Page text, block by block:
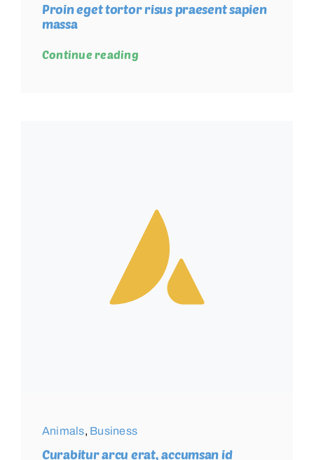
Proin eget tortor risus praesent sapien
massa
Continue reading
Animals, Business
Curabitur arcu erat, accumsan id